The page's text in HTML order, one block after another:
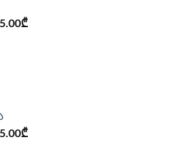
₾Current
₾Current